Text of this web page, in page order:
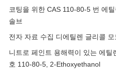
코팅을 위한 CAS 110-80-5 번 에
솔브
전자 자료 수집 디에틸렌 글리콜
니트로 페인트 용해력이 있는 에틸
호 110-80-5, 2-Ethoxyethanol